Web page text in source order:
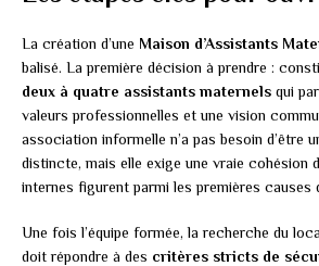
La création d’une Maison d’Assistants
balisé. La première décision à prendre :
deux à quatre assistants maternels qui
valeurs professionnelles et une vision
association informelle n’a pas besoin d’être
distincte, mais elle exige une vraie cohésion
internes figurent parmi les premières causes
Une fois l’équipe formée, la recherche du
doit répondre à des critères stricts de